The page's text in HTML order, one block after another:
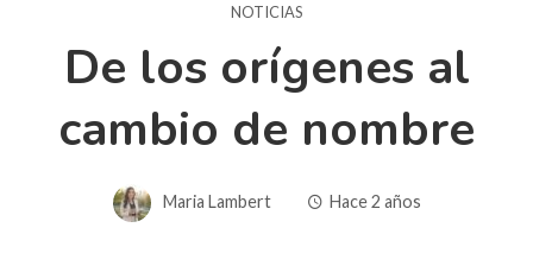
NOTICIAS
De los orígenes al
cambio de nombre
Maria Lambert Hace 2 años